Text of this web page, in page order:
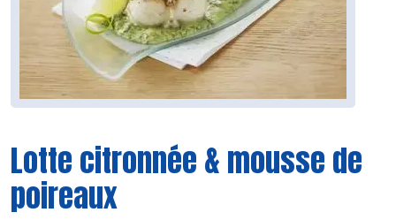
Lotte citronnée & mousse de
poireaux